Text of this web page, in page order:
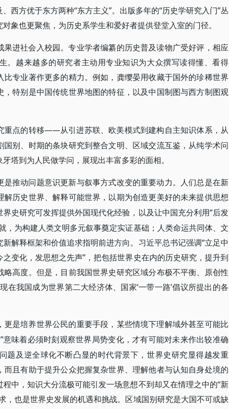
西方优于东方两种“东方主义”。出版多年的“历史学研究入门”丛
象也更聚焦，为历史系学生和爱好者提供登堂入室的门径。
进社会入校园。专业学者编纂的历史普及读物广受好评，相应
。越来越多的研究者主动用专业知识为大众撰写读得懂、看得
专业著作更多的精力。例如，龚缨晏用收藏于国外的珍稀世界
特别是中国传统世界地图的特征，以及中国制图与西方制图观
重点的转移——从引进苏联、欧美模式到建构自主知识体系，从
别、时期的条块研究到整合文明、区域交流互鉴，从纯学术问
塔到为人民做学问，展现出丰富多彩的面相。
是推动问题意识更新与叙事方式改变的重要动力。人们总是在新
解历史世界、解释可能世界，以期为创造更美好的未来提供思想
史研究可发挥提供外国现代化经验，以及让中国充分利用“后发
，为构建人类文明多元叙事奠定实证基础；人类命运共同体、文
解释框架和价值追求指明前进方向。习近平总书记强调“立足中
变化，发思想之先声”，把包括世界史在内的历史研究，提升到
高度。但是，目前我国世界史研究区域分布极不平衡、原创性
在我国成为世界第二大经济体、国家‘一带一路’倡议所提出的各
更是培养世界公民的重要手段，某些情境下理解域外甚至可能比
意味着必须时刻观察世界局势变化，才有可能对未来作出较准确
题及逆全球化不断凸显的时代背景下，世界史研究显得越发重
且有助于提升公众把握复杂世界、理解他者与认知自身处境的
中，知识大分流极可能引发一场意想不到却又在情理之中的“新
，也是世界史发展的机遇和挑战。区域国别研究是大国不可或缺